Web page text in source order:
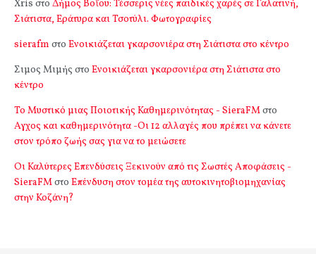
Xris στο Δήμος Βοΐου: Τέσσερις νέες παιδικές χαρές σε Γαλατινή,
Σιάτιστα, Εράτυρα και Τσοτύλι. Φωτογραφίες
sierafm στο Ενοικιάζεται γκαρσονιέρα στη Σιάτιστα στο κέντρο
Σιμος Μιμής στο Ενοικιάζεται γκαρσονιέρα στη Σιάτιστα στο
κέντρο
Το Μυστικό μιας Ποιοτικής Καθημερινότητας - SieraFMστο
Αγχος και καθημερινότητα -Οι 12 αλλαγές που πρέπει να κάνετε
στον τρόπο ζωής σας για να το μειώσετε
Οι Καλύτερες Επενδύσεις Ξεκινούν από τις Σωστές Αποφάσεις -
SieraFMστο Επένδυση στον τομέα της αυτοκινητοβιομηχανίας
στην Κοζάνη?